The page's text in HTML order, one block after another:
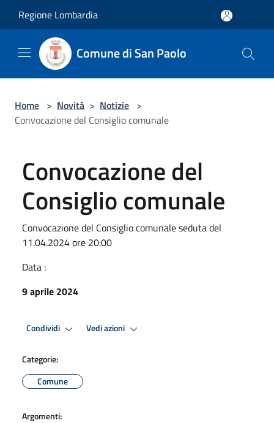
Regione Lombardia
Comune di San Paolo
Home > Novità > Notizie >
Convocazione del Consiglio comunale
Convocazione del
Consiglio comunale
Convocazione del Consiglio comunale seduta del
11.04.2024 ore 20:00
Data :
9 aprile 2024
Condividi Vedi azioni
Categorie:
Comune
Argomenti: